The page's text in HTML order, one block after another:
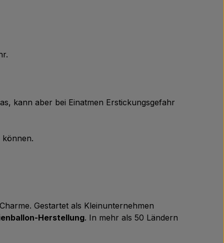
kann aber bei Einatmen Erstickungsgefahr
Gestartet als Kleinunternehmen
Herstellung. In mehr als 50 Ländern